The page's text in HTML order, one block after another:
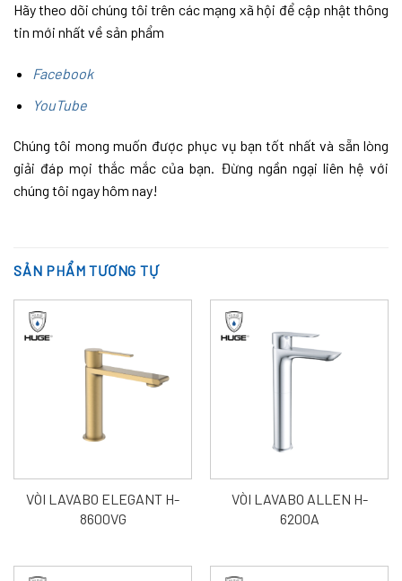
Hãy theo dõi chúng tôi trên các mạng xã hội để cập nhật thông
tin mới nhất về sản phẩm
Facebook
YouTube
Chúng tôi mong muốn được phục vụ bạn tốt nhất và sẵn lòng
giải đáp mọi thắc mắc của bạn. Đừng ngần ngại liên hệ với
chúng tôi ngay hôm nay!
SẢN PHẨM TƯƠNG TỰ
VÒI LAVABO ELEGANT H-
8600VG
VÒI LAVABO ALLEN H-
6200A